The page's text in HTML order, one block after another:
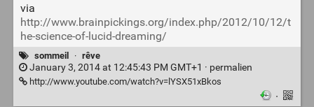
via
http://www.brainpickings.org/index.php/2012/10/12/t
he-science-of-lucid-dreaming/
sommeil · rêve
January 3, 2014 at 12:45:43 PM GMT+1 · permalien
http://www.youtube.com/watch?v=lYSX51xBkos
·